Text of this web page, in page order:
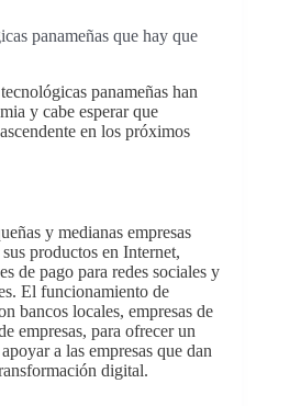
panameñas que hay que
panameñas han
y cabe esperar que
en los próximos
y medianas empresas
productos en Internet,
de pago para redes sociales y
El funcionamiento de
bancos locales, empresas de
empresas, para ofrecer un
a las empresas que dan
digital.